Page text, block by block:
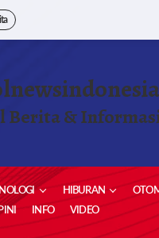
Berita &
HIBURAN
INFO VIDEO